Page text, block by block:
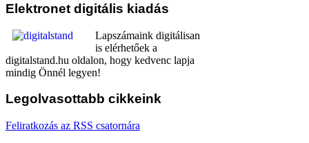
Elektronet digitális kiadás
Lapszámaink digitálisan
is elérhetőek a
digitalstand.hu oldalon, hogy kedvenc lapja
mindig Önnél legyen!
Legolvasottabb cikkeink
Feliratkozás az RSS csatornára